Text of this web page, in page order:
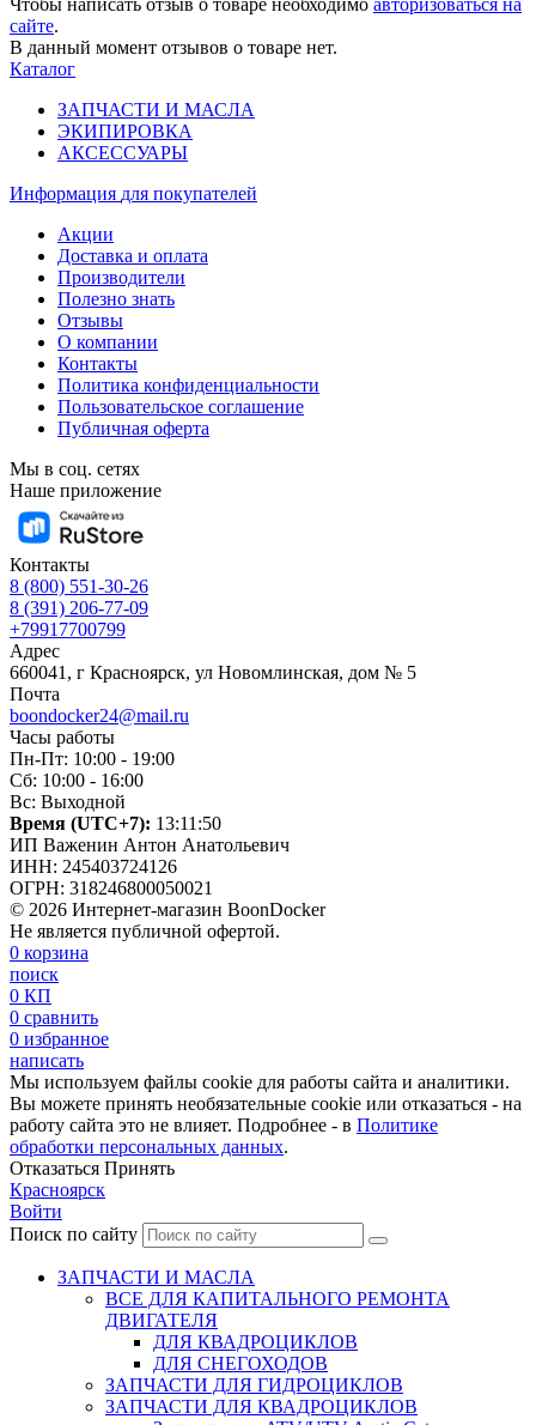
сайте.
В данный момент отзывов о товаре нет.
Каталог
ЗАПЧАСТИ И МАСЛА
ЭКИПИРОВКА
АКСЕССУАРЫ
Информация для покупателей
Акции
Доставка и оплата
Производители
Полезно знать
Отзывы
О компании
Контакты
Политика конфиденциальности
Пользовательское соглашение
Публичная оферта
Мы в соц. сетях
Наше приложение
Контакты
8 (800) 551-30-26
8 (391) 206-77-09
+79917700799
Адрес
660041, г Красноярск, ул Новомлинская, дом № 5
Почта
boondocker24@mail.ru
Часы работы
Пн-Пт: 10:00 - 19:00
Сб: 10:00 - 16:00
Вс: Выходной
Время (UTC+7): 13:11:51
ИП Важенин Антон Анатольевич
ИНН: 245403724126
ОГРН: 318246800050021
© 2026 Интернет-магазин BoonDocker
Не является публичной офертой.
0 корзина
поиск
0 КП
0 сравнить
0 избранное
написать
Мы используем файлы cookie для работы сайта и аналитики.
Вы можете принять необязательные cookie или отказаться - на
работу сайта это не влияет. Подробнее - в Политике
обработки персональных данных.
Отказаться Принять
Красноярск
Войти
Поиск по сайту
ЗАПЧАСТИ И МАСЛА
ВСЕ ДЛЯ КАПИТАЛЬНОГО РЕМОНТА
ДВИГАТЕЛЯ
ДЛЯ КВАДРОЦИКЛОВ
ДЛЯ СНЕГОХОДОВ
ЗАПЧАСТИ ДЛЯ ГИДРОЦИКЛОВ
ЗАПЧАСТИ ДЛЯ КВАДРОЦИКЛОВ